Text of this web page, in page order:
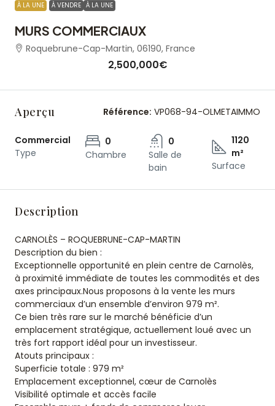
À LA UNE À VENDRE À LA UNE
MURS COMMERCIAUX
Roquebrune-Cap-Martin, 06190, France
2,500,000€
Aperçu Référence: VP068-94-OLMETAIMMO
Commercial
Type
0
Chambre
0
Salle de
bain
1120
m²
Surface
Description
CARNOLÈS – ROQUEBRUNE-CAP-MARTIN
Description du bien :
Exceptionnelle opportunité en plein centre de Carnolès,
à proximité immédiate de toutes les commodités et des
axes principaux.Nous proposons à la vente les murs
commerciaux d’un ensemble d’environ 979 m².
Ce bien très rare sur le marché bénéficie d’un
emplacement stratégique, actuellement loué avec un
très fort rapport idéal pour un investisseur.
Atouts principaux :
Superficie totale : 979 m²
Emplacement exceptionnel, cœur de Carnolès
Visibilité optimale et accès facile